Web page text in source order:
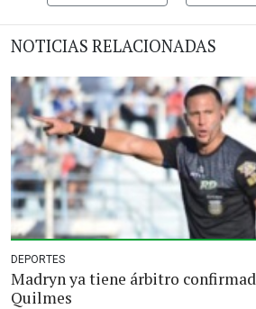
NOTICIAS RELACIONADAS
DEPORTES
Madryn ya tiene árbitro
Quilmes